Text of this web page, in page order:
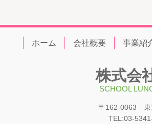
ホーム 会社概要 事業紹
株式会
SCHOOL
〒162-0063 東
TEL:03-